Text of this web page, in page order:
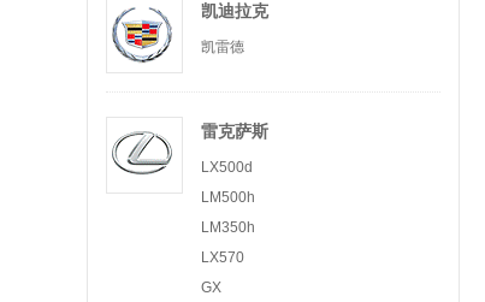
凯迪拉克
凯雷德
雷克萨斯
LX500d
LM500h
LM350h
LX570
GX